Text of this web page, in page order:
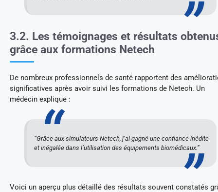
3.2. Les témoignages et résultats
grâce aux formations Netech
De nombreux professionnels de santé rapportent des
significatives après avoir suivi les formations de Netech. Un
médecin explique :
“Grâce aux simulateurs Netech, j’ai gagné une confiance inédite
et inégalée dans l’utilisation des équipements biomédicaux.”
Voici un aperçu plus détaillé des résultats souvent constatés